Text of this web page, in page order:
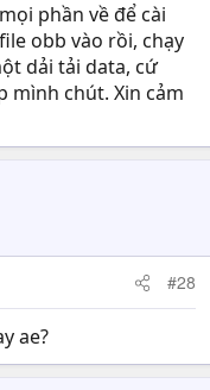
phần về để cài
obb vào rồi, chạy
dải tải data, cứ
mình chút. Xin cảm
#28
ae?